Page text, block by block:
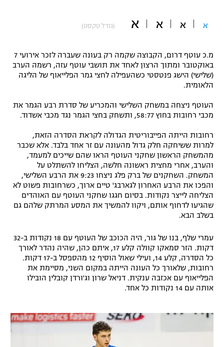
משתתפים וזוכים בפרסים
תקנון עבור פעילות אלקטרה
טניס
גיימינג E-Sports
מדיניות פרטיות
תקנון פעילות ספורט 1
רשיון להקרנה פומבית לבית עסק
הצטרפות לחבילת הערוצים
לוח דרושים – ג'ובנט
תגיות
פוטבול אמריקאי NFL
בייסבול MLB
ספורט אתגרי ואקסטרים
אומנויות לחימה
א א א א (גודל טקסט)
מ.כ עוטף דרום, הקבוצה שקמה רק בעונה שעברה לזכר אירועי 7
באוקטובר ומתוך הרצון לאחד את תושבי עוטף עזה, רשמה הערב
(שלישי) הישג פנטסטי כשהעפילה לחצי גמר הפלייאוף של הליגה
הלאומית.
העוטף ניצחה במשחק השלישי והמכריע של סדרת רבע הגמר את
מכבי רחובות בחוץ 58:77, ותשחק בחצי הגמר נגד מכבי אשדוד.
רחובות הייתה הפייבוריטית הגדולה לקראת הסדרה הזאת,
למרות ששיחקה חלק גדול מהעונה עם זר אחד בלבד. אלא שכבר
מהמשחק הראשון שחקני העוטף הראו שהם שייכים למעמד,
והערב, אחרי מחצית ראשונה חלשה, הצליחו להשתלט על
המשחק. השחקנים של ברק פלג ניצחו 9:23 את הרבע השלישי,
והפכו את הרבע האחרון לגארבג' טיים ארוך, כשרחובות פשוט לא
הצליחה לייצר נקודות. בסיום חגגו שחקני העוטף עם האוהדים
שהגיעו לדחוף אותם, ויקוו להמשיך את המסע המרתק שלהם גם
בשלב הבא.
עמרי שלף, בנו של גור, היה הכוכב של העוטף עם 18 נקודות ב-32
דקות. הזר סמאקו קוולה קלע 17, איתם כהן, שהיה נהדר לאורך
כל הסדרה, קלע 14, ועילי שאול הוסיף 12 מהספסל ב-17 דקות.
רחובות, שלאורך כל העונה הייתה במקום השני, מסיימת את
הפלייאוף עם אכזבה ענקית. דניאל שרון וג'ורדן קובלין הובילו
אותה עם 14 נקודות כל אחד.